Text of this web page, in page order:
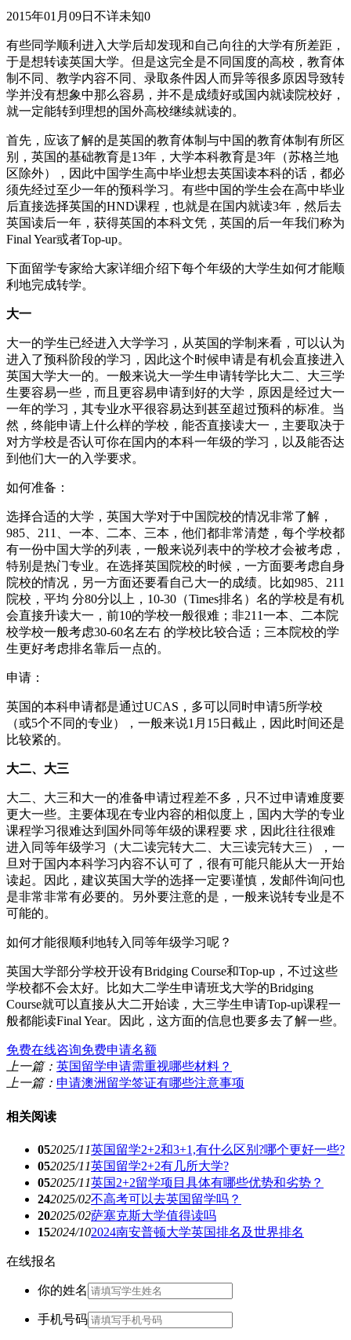
2015年01月09日 不详未知0
有些同学顺利进入大学后却发现和自己向往的大学有所差距，
于是想转读英国大学。但是这完全是不同国度的高校，教育体
制不同、教学内容不同、录取条件因人而异等很多原因导致转
学并没有想象中那么容易，并不是成绩好或国内就读院校好，
就一定能转到理想的国外高校继续就读的。
首先，应该了解的是英国的教育体制与中国的教育体制有所区
别，英国的基础教育是13年，大学本科教育是3年（苏格兰地
区除外），因此中国学生高中毕业想去英国读本科的话，都必
须先经过至少一年的预科学习。有些中国的学生会在高中毕业
后直接选择英国的HND课程，也就是在国内就读3年，然后去
英国读后一年，获得英国的本科文凭，英国的后一年我们称为
Final Year或者Top-up。
下面留学专家给大家详细介绍下每个年级的大学生如何才能顺
利地完成转学。
大一
大一的学生已经进入大学学习，从英国的学制来看，可以认为
进入了预科阶段的学习，因此这个时候申请是有机会直接进入
英国大学大一的。一般来说大一学生申请转学比大二、大三学
生要容易一些，而且更容易申请到好的大学，原因是经过大一
一年的学习，其专业水平很容易达到甚至超过预科的标准。当
然，终能申请上什么样的学校，能否直接读大一，主要取决于
对方学校是否认可你在国内的本科一年级的学习，以及能否达
到他们大一的入学要求。
如何准备：
选择合适的大学，英国大学对于中国院校的情况非常了解，
985、211、一本、二本、三本，他们都非常清楚，每个学校都
有一份中国大学的列表，一般来说列表中的学校才会被考虑，
特别是热门专业。在选择英国院校的时候，一方面要考虑自身
院校的情况，另一方面还要看自己大一的成绩。比如985、211
院校，平均 分80分以上，10-30（Times排名）名的学校是有机
会直接升读大一，前10的学校一般很难；非211一本、二本院
校学校一般考虑30-60名左右 的学校比较合适；三本院校的学
生更好考虑排名靠后一点的。
申请：
英国的本科申请都是通过UCAS，多可以同时申请5所学校
（或5个不同的专业），一般来说1月15日截止，因此时间还是
比较紧的。
大二、大三
大二、大三和大一的准备申请过程差不多，只不过申请难度要
更大一些。主要体现在专业内容的相似度上，国内大学的专业
课程学习很难达到国外同等年级的课程要 求，因此往往很难
进入同等年级学习（大二读完转大二、大三读完转大三），一
旦对于国内本科学习内容不认可了，很有可能只能从大一开始
读起。因此，建议英国大学的选择一定要谨慎，发邮件询问也
是非常非常有必要的。另外要注意的是，一般来说转专业是不
可能的。
如何才能很顺利地转入同等年级学习呢？
英国大学部分学校开设有Bridging Course和Top-up，不过这些
学校都不会太好。比如大二学生申请班戈大学的Bridging
Course就可以直接从大二开始读，大三学生申请Top-up课程一
般都能读Final Year。因此，这方面的信息也要多去了解一些。
免费在线咨询免费申请名额
上一篇： 英国留学申请需重视哪些材料？
上一篇： 申请澳洲留学签证有哪些注意事项
相关阅读
052025/11英国留学2+2和3+1,有什么区别?哪个更好一些?
052025/11英国留学2+2有几所大学?
052025/11英国2+2留学项目具体有哪些优势和劣势？
242025/02不高考可以去英国留学吗？
202025/02萨塞克斯大学值得读吗
152024/102024南安普顿大学英国排名及世界排名
在线报名
你的姓名
手机号码